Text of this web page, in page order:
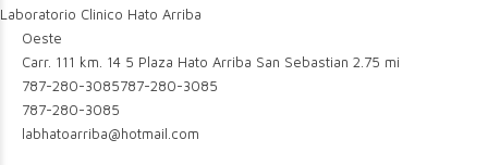
Laboratorio Clinico Hato Arriba
Oeste
Carr. 111 km. 14 5 Plaza Hato Arriba San Sebastian 2.75 mi
787-280-3085787-280-3085
787-280-3085
labhatoarriba@hotmail.com